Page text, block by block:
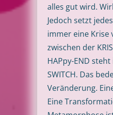
alles gut wird.
Jedoch setzt
immer eine Krise
zwischen der
HAPpy-END
SWITCH. Das
Veränderung.
Eine